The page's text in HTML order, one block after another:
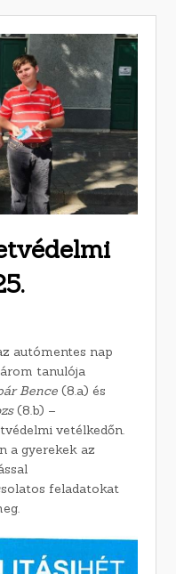
autómentes nap
tanulója
Bence (8.a) és
(8.b) –
vetélkedőn.
a gyerekek az
feladatokat